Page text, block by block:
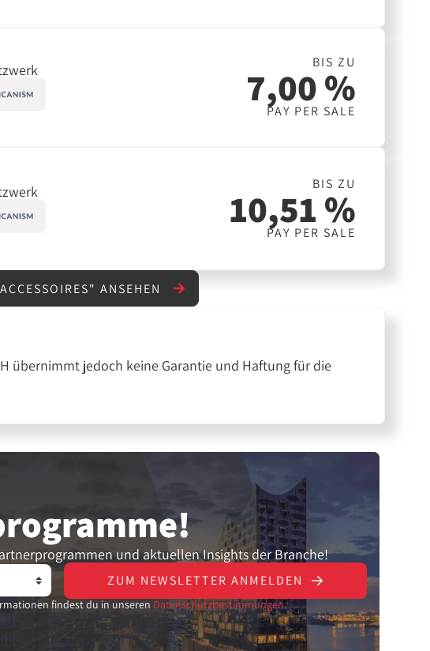
BIS ZU
7,00 %
PAY PER SALE
BIS ZU
10,51 %
PAY PER SALE
ANSEHEN
übernimmt jedoch keine Garantie und Haftung für die
und aktuellen Insights der Branche!
ZUM NEWSLETTER ANMELDEN
findest du in unseren Datenschutzbestimmungen.